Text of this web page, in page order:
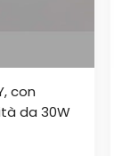
con
da 30W